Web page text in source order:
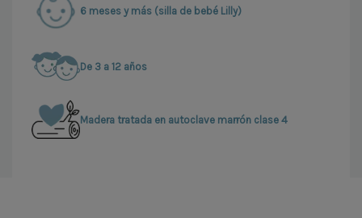
6 meses y más (silla de bebé Lilly)
De 3 a 12 años
Madera tratada en autoclave marrón clase 4